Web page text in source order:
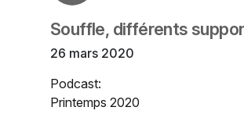
Souffle, différents
26 mars 2020
Podcast:
Printemps 2020